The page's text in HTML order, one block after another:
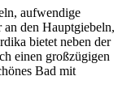
aufwendige
an den Hauptgiebeln,
bietet neben der
einen großzügigen
Bad mit